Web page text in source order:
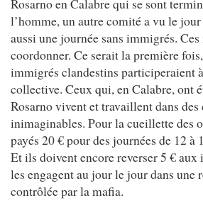
l’homme, un autre comité a vu le
aussi une journée sans immigrés.
coordonner. Ce serait la première
immigrés clandestins participeraient
collective. Ceux qui, en Calabre, ont
Rosarno vivent et travaillent dans
inimaginables. Pour la cueillette des
payés 20 € pour des journées de 12 à
Et ils doivent encore reverser 5 €
les engagent au jour le jour dans une
contrôlée par la mafia.